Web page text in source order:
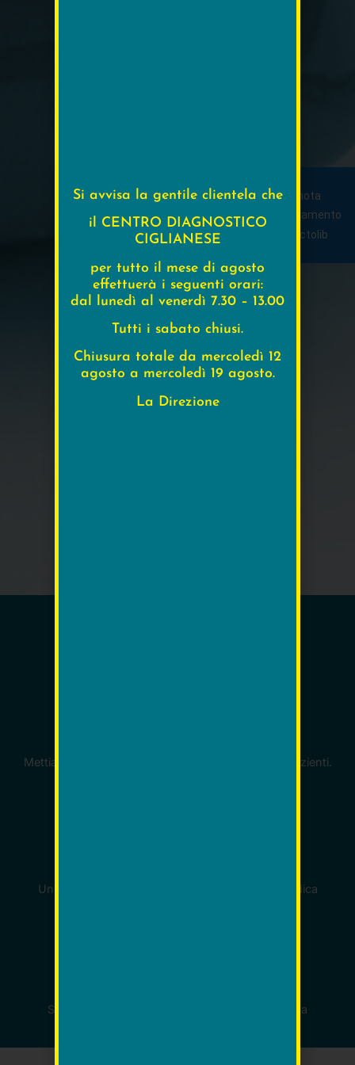
Prenota
appuntamento
Mettiamo al centro le esigenze e il benessere dei pazienti.
Un alto profilo professionale di tutta l’equipe medica
Sempre al passo con l'evoluzione della medicina
Si avvisa la gentile clientela che
il CENTRO DIAGNOSTICO
CIGLIANESE
per tutto il mese di agosto
effettuerà i seguenti orari:
dal lunedì al venerdì 7.30 – 13.00
Tutti i sabato chiusi.
Chiusura totale da mercoledì 12
agosto a mercoledì 19 agosto.
La Direzione